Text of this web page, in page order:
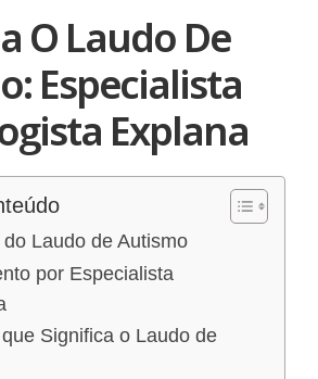
O Laudo De
Especialista
Explana
Laudo de Autismo
por Especialista
Significa o Laudo de